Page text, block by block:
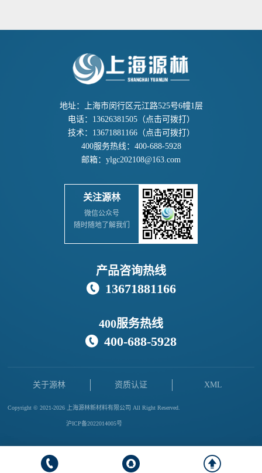
  
地址：上海市闵行区元江路525号6幢1层
电话： 13626381505（点击可拨打）
技术： 13671881166（点击可拨打）
400服务热线： 400-688-5928
邮箱： ylgc202108@163.com
关注源林
微信公众号
随时随地了解我们
产品咨询热线
 13671881166
400服务热线
 400-688-5928
关于源林 资质认证 XML
Copyright © 2021-2026 上海源林新材料有限公司 All Right Reserved.
沪ICP备2022014005号